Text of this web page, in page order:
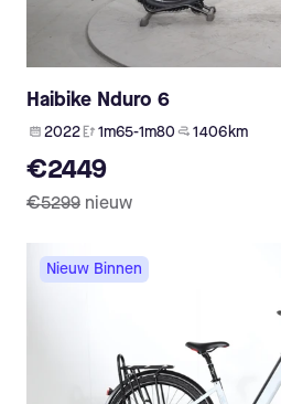
Haibike Nduro 6
2022 1m65-1m80 1 406 km
€2449
€5299 nieuw
Nieuw Binnen